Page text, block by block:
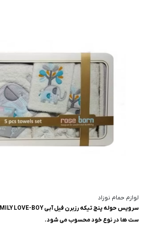
لوازم حمام نوزاد
ست ها در نوع خود محسوب می شود.